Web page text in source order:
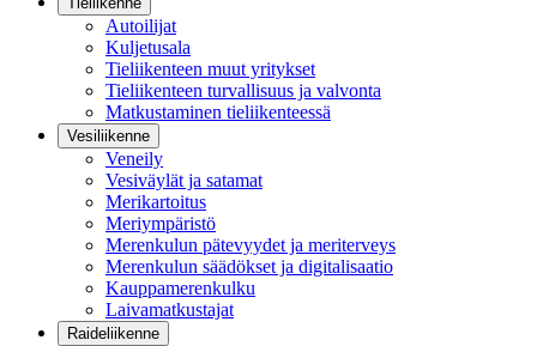
Autoilijat
Kuljetusala
Tieliikenteen muut yritykset
Tieliikenteen turvallisuus ja valvonta
Matkustaminen tieliikenteessä
Vesiliikenne
Veneily
Vesiväylät ja satamat
Merikartoitus
Meriympäristö
Merenkulun pätevyydet ja meriterveys
Merenkulun säädökset ja digitalisaatio
Kauppamerenkulku
Laivamatkustajat
Raideliikenne